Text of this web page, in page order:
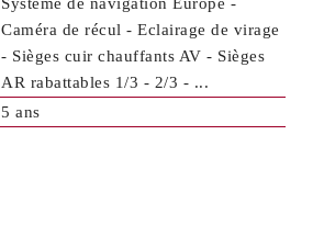
Caméra de récul - Eclairage de virage
- Sièges cuir chauffants AV - Sièges
AR rabattables 1/3 - 2/3 - ...
5 ans